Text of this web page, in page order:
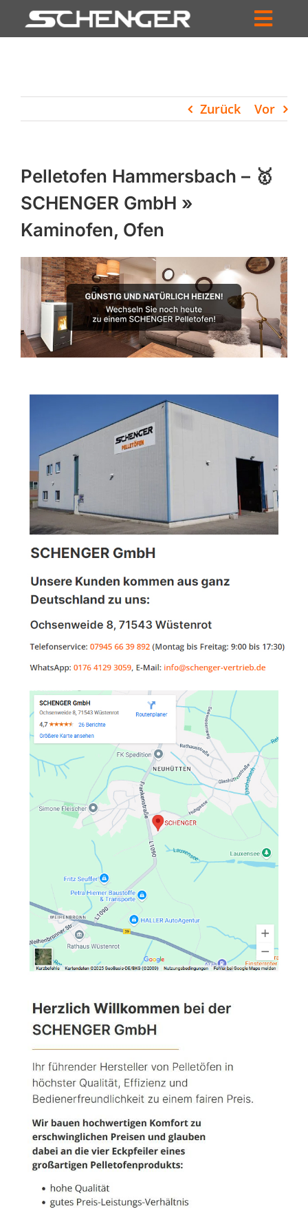
Inhalt
HÄNDLERSUCHE
UNTERNEHMEN
PROFIL
WARENKORB
PRODUCTS
SEARCH
Zurück Vor
Pelletofen Hammersbach – 🥇
SCHENGER GmbH »
Kaminofen, Ofen